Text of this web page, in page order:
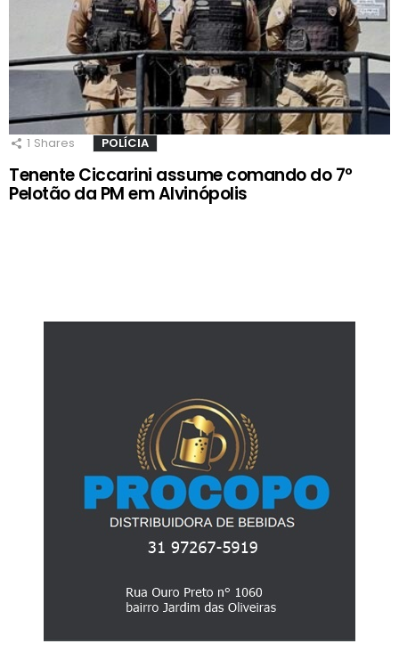
1 Shares POLÍCIA
Tenente Ciccarini assume comando do 7º
Pelotão da PM em Alvinópolis